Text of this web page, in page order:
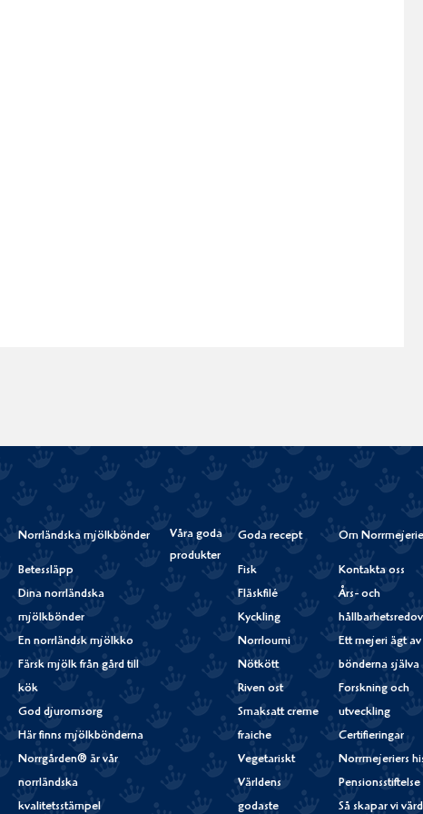
Norrländska mjölkbönder
Betessläpp
Dina norrländska
mjölkbönder
En norrländsk mjölkko
Färsk mjölk från gård till
kök
God djuromsorg
Här finns mjölkbönderna
Norrgården® är vår
norrländska
kvalitetsstämpel
Våra goda
produkter
Goda recept
Fisk
Fläskfilé
Kyckling
Norrloumi
Nötkött
Riven ost
Smaksatt creme
fraiche
Vegetariskt
Världens
godaste
Om
Kontakta oss
Års- och
Ett mejeri ägt av
bönderna själva
Forskning och
utveckling
Certifieringar
Norrmejeriers
Pensionsstiftelse
Så skapar vi